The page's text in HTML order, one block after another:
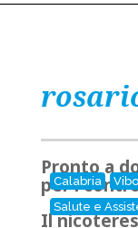
Calabria
Salute e
Pronto a
per i
Il